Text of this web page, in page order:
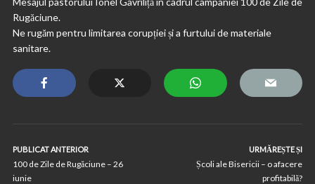
Rugăciune.
Ne rugăm pentru limitarea corupției și a furtului de materiale
sanitare.
PUBLICAT ANTERIOR
100 de Zile de Rugăciune – 26
iunie
URMĂREȘTE ȘI
Școli ale Bisericii – o afacere
profitabilă?